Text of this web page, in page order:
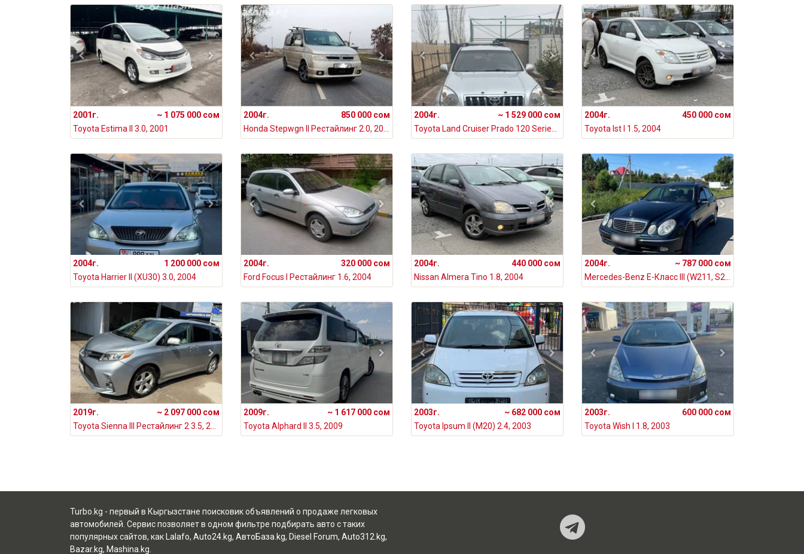
2001г.
~ 1 075 000 сом
Toyota Estima II 3.0, 2001
2004г.
850 000 сом
2004г.
~ 1 529 000 сом
2004г.
450 000 сом
Toyota Ist I 1.5, 2004
2004г.
1 200 000 сом
Toyota Harrier II (XU30) 3.0, 2004
2004г.
320 000 сом
Ford Focus I Рестайлинг 1.6, 2004
2004г.
440 000 сом
Nissan Almera Tino 1.8, 2004
2004г.
~ 787 000 сом
2019г.
~ 2 097 000 сом
2009г.
~ 1 617 000 сом
Toyota Alphard II 3.5, 2009
2003г.
~ 682 000 сом
Toyota Ipsum II (M20) 2.4, 2003
2003г.
600 000 сом
Toyota Wish I 1.8, 2003
Turbo.kg - первый в Кыргызстане поисковик объявлений о продаже легковых
автомобилей. Сервис позволяет в одном фильтре подбирать авто с таких
популярных сайтов, как
Lalafo, Auto24.kg, АвтоБаза.kg, Diesel Forum, Auto312.kg,
Bazar.kg, Mashina.kg
Наш Telegram-